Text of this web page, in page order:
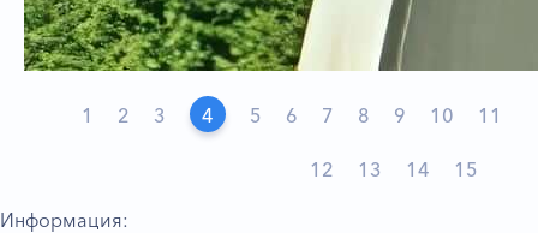
1 2 3 4 5 6 7 8 9 10 11
12 13 14 15
Информация: